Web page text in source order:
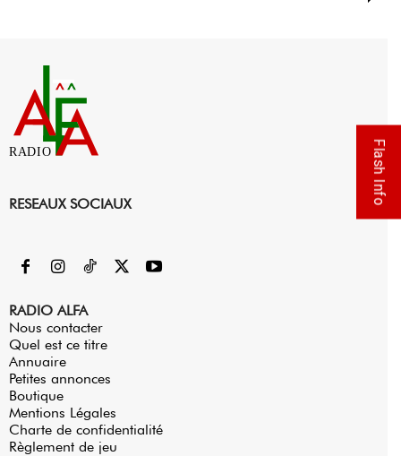
RADIO
RESEAUX SOCIAUX
RADIO ALFA
Nous contacter
Quel est ce titre
Annuaire
Petites annonces
Boutique
Mentions Légales
Charte de confidentialité
Règlement de jeu
Flash Info